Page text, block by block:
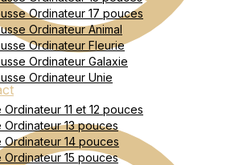
Ordinateur 17 pouces
Ordinateur Animal
Ordinateur Fleurie
Ordinateur Galaxie
Ordinateur Unie
11 et 12 pouces
Ordinateur 13 pouces
Ordinateur 14 pouces
Ordinateur 15 pouces